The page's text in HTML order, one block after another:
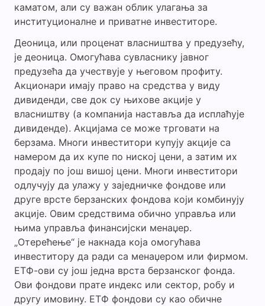
каматом, али су важан облик улагања за
институционалне и приватне инвеститоре.
Деоница, или проценат власништва у предузећу,
је деоница. Омогућава сувласнику јавног
предузећа да учествује у његовом профиту.
Акционари имају право на средства у виду
дивиденди, све док су њихове акције у
власништву (а компанија наставља да исплаћује
дивиденде). Акцијама се може трговати на
берзама. Многи инвеститори купују акције са
намером да их купе по ниској цени, а затим их
продају по још вишој цени. Многи инвеститори
одлучују да улажу у заједничке фондове или
друге врсте берзанских фондова који комбинују
акције. Овим средствима обично управља или
њима управља финансијски менаџер.
„Отерећење“ је накнада која омогућава
инвеститору да ради са менаџером или фирмом.
ЕТФ-ови су још једна врста берзанског фонда.
Ови фондови прате индекс или сектор, робу и
другу имовину. ЕТФ фондови су као обичне